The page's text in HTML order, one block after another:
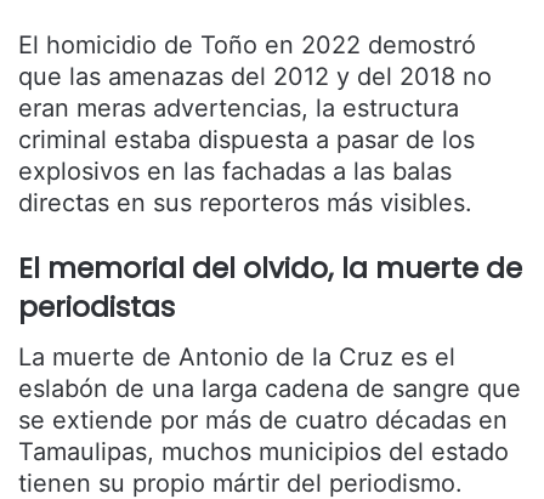
El homicidio de Toño en 2022 demostró
que las amenazas del 2012 y del 2018 no
eran meras advertencias, la estructura
criminal estaba dispuesta a pasar de los
explosivos en las fachadas a las balas
directas en sus reporteros más visibles.
El memorial del olvido, la muerte de
periodistas
La muerte de Antonio de la Cruz es el
eslabón de una larga cadena de sangre que
se extiende por más de cuatro décadas en
Tamaulipas, muchos municipios del estado
tienen su propio mártir del periodismo.